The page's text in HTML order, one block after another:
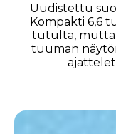
Uudistettu
Kompakti 6,6
tutulta, mutta
tuuman
ajattelet